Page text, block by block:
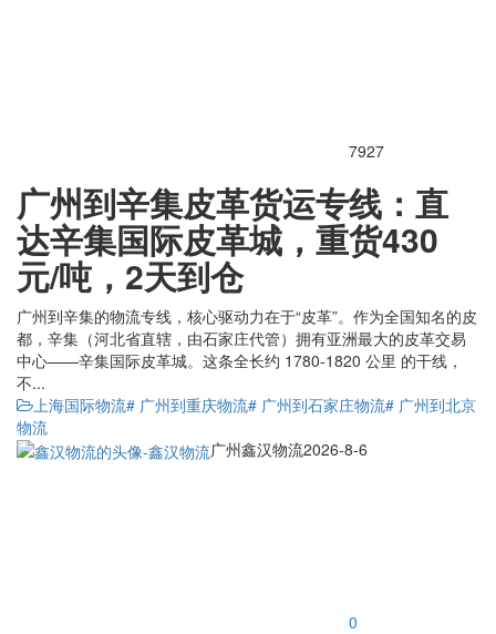
7927
广州到辛集皮革货运专线：直
达辛集国际皮革城，重货430
元/吨，2天到仓
广州到辛集的物流专线，核心驱动力在于“皮革”。作为全国知名的皮
都，辛集（河北省直辖，由石家庄代管）拥有亚洲最大的皮革交易
中心——辛集国际皮革城。这条全长约 1780-1820 公里 的干线，
不...
上海国际物流# 广州到重庆物流# 广州到石家庄物流# 广州到北京
物流
广州鑫汉物流2026-8-6
0